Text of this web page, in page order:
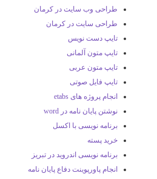
طراحی وب سایت در کرمان
طراحی سایت در کرمان
تایپ دست نویس
تایپ متون آلمانی
تایپ متون عربی
تایپ فایل صوتی
انجام پروژه های etabs
نوشتن پایان نامه در word
برنامه نویسی با اکسل
خرید پسته
برنامه نویسی اندروید در تبریز
انجام پاورپوینت دفاع پایان نامه